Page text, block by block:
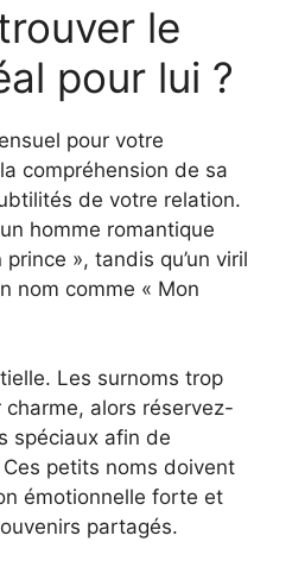
le
pour lui ?
pour votre
compréhension de sa
de votre relation.
homme romantique
», tandis qu’un viril
nom comme « Mon
Les surnoms trop
alors réservez-
spéciaux afin de
petits noms doivent
émotionnelle forte et
partagés.